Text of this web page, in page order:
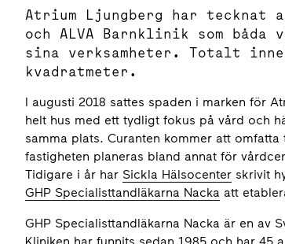
Atrium Ljungberg har tecknat
och ALVA Barnklinik som
sina verksamheter. Totalt
kvadratmeter.
I augusti 2018 sattes spaden i marken för
helt hus med ett tydligt fokus på vård och
samma plats. Curanten kommer att
fastigheten planeras bland annat för
Tidigare i år har Sickla Hälsocenter skrivit
GHP Specialisttandläkarna Nacka att
GHP Specialisttandläkarna Nacka är en av